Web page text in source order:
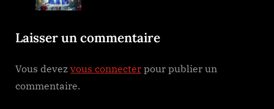
o
t
:
Laisser un commentaire
Vous devez vous connecter pour publier un
commentaire.